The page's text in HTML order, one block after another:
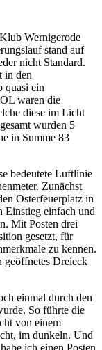
Wernigerode
stand auf
nicht Standard.
in den
quasi ein
waren die
diese im Licht
wurden 5
in Summe 83
bedeutete Luftlinie
Zunächst
Osterfeuerplatz in
Einstieg einfach und
Mit Posten drei
gesetzt, für
zu kennen.
geöffnetes Dreieck
einmal durch den
So führte die
von einem
im dunkeln. Und
ich einen Posten